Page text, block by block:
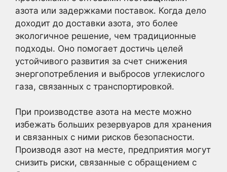
азота или задержками поставок. Когда дело
доходит до доставки азота, это более
экологичное решение, чем традиционные
подходы. Оно помогает достичь целей
устойчивого развития за счет снижения
энергопотребления и выбросов углекислого
газа, связанных с транспортировкой.
При производстве азота на месте можно
избежать больших резервуаров для хранения
и связанных с ними рисков безопасности.
Производя азот на месте, предприятия могут
снизить риски, связанные с обращением с